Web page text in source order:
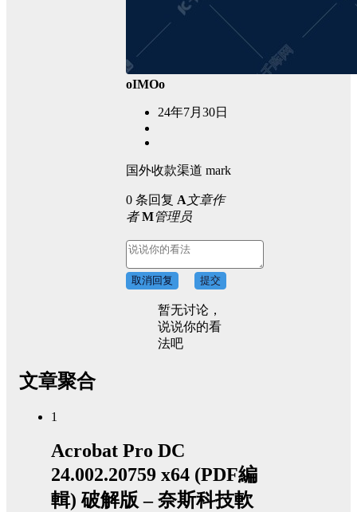
oIMOo
24年7月30日
国外收款渠道 mark
0 条回复 A文章作
者 M管理员
取消回复 提交
暂无讨论，
说说你的看
法吧
文章聚合
1
Acrobat Pro DC
24.002.20759 x64 (PDF編
輯) 破解版 – 奈斯科技軟